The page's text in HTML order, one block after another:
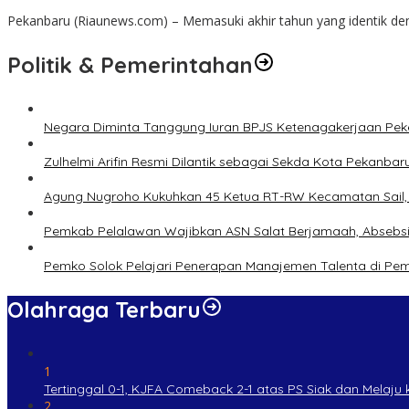
Pekanbaru (Riaunews.com) – Memasuki akhir tahun yang identik
Politik & Pemerintahan
Negara Diminta Tanggung Iuran BPJS Ketenagakerjaan
Zulhelmi Arifin Resmi Dilantik sebagai Sekda Kota
Agung Nugroho Kukuhkan 45 Ketua RT-RW Kecamatan
Pemkab Pelalawan Wajibkan ASN Salat Berjamaah,
Pemko Solok Pelajari Penerapan Manajemen Talenta di
Olahraga Terbaru
1
Tertinggal 0-1, KJFA Comeback 2-1 atas PS Siak dan Melaju